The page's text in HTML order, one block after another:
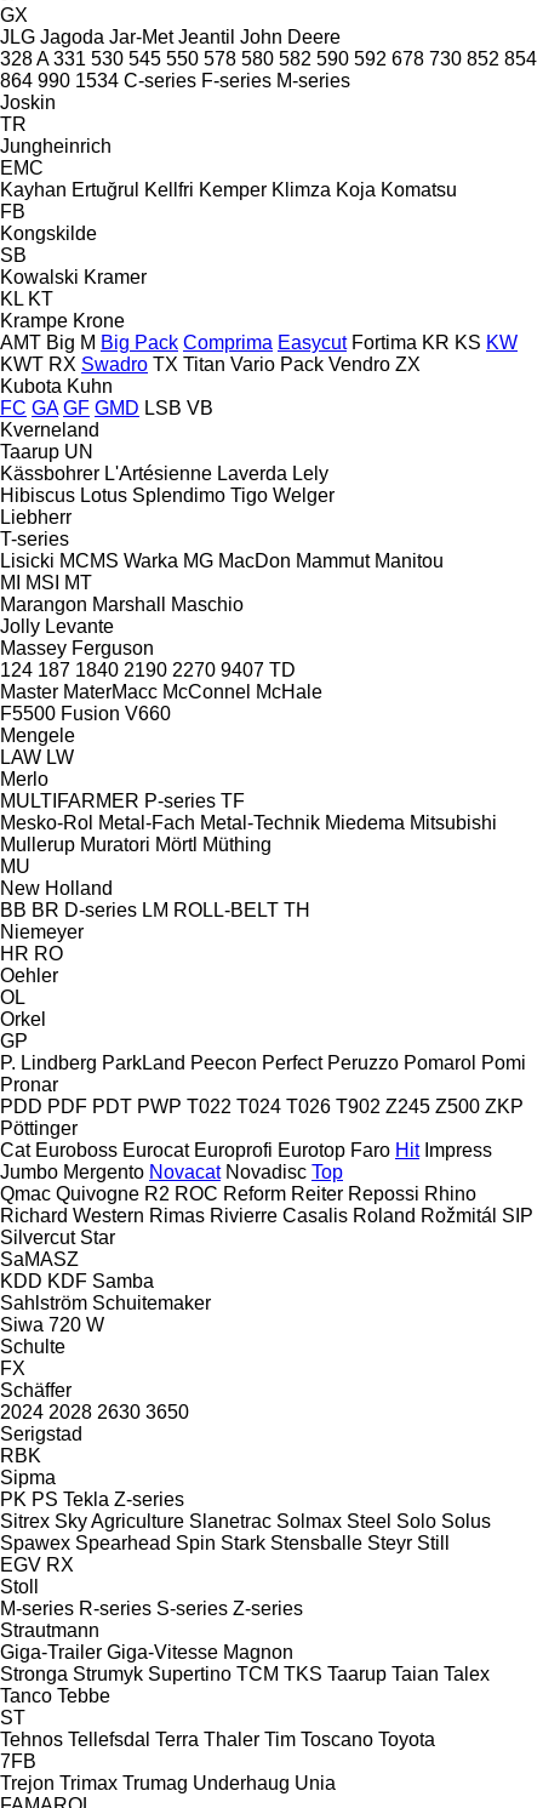
GX
JLG Jagoda Jar-Met Jeantil John Deere
328 A 331 530 545 550 578 580 582 590 592 678 730 852 854
864 990 1534 C-series F-series M-series
Joskin
TR
Jungheinrich
EMC
Kayhan Ertuğrul
Kellfri Kemper Klimza Koja Komatsu
FB
Kongskilde
SB
Kowalski Kramer
KL KT
Krampe Krone
AMT Big M Big Pack Comprima Easycut Fortima KR KS KW
KWT RX Swadro TX Titan Vario Pack Vendro ZX
Kubota Kuhn
FC GA GF GMD LSB VB
Kverneland
Taarup UN
Kässbohrer L'Artésienne Laverda Lely
Hibiscus Lotus Splendimo Tigo Welger
Liebherr
T-series
Lisicki MCMS Warka MG MacDon Mammut Manitou
MI
MSI
MT
Marangon Marshall
Maschio
Jolly Levante
Massey Ferguson
124 187 1840 2190 2270 9407 TD
Master MaterMacc McConnel McHale
F5500 Fusion V660
Mengele
LAW LW
Merlo
MULTIFARMER P-series TF
Mesko-Rol Metal-Fach Metal-Technik Miedema Mitsubishi
Mullerup Muratori Mörtl Müthing
MU
New Holland
BB BR D-series LM ROLL-BELT TH
Niemeyer
HR RO
Oehler
OL
Orkel
GP
P. Lindberg ParkLand Peecon Perfect Peruzzo Pomarol Pomi
Pronar
PDD PDF PDT PWP T022 T024 T026 T902 Z245 Z500 ZKP
Pöttinger
Cat Euroboss Eurocat Europrofi Eurotop Faro Hit Impress
Jumbo Mergento Novacat Novadisc Top
Qmac Quivogne R2 ROC Reform Reiter Repossi Rhino
Richard Western Rimas Rivierre Casalis Roland Rožmitál SIP
Silvercut Star
SaMASZ
KDD KDF Samba
Sahlström Schuitemaker
Siwa 720 W
Schulte
FX
Schäffer
2024 2028 2630 3650
Serigstad
RBK
Sipma
PK PS Tekla Z-series
Sitrex Sky Agriculture Slanetrac Solmax Steel Solo Solus
Spawex Spearhead Spin Stark Stensballe Steyr Still
EGV RX
Stoll
M-series R-series S-series Z-series
Strautmann
Giga-Trailer Giga-Vitesse Magnon
Stronga Strumyk Supertino TCM TKS Taarup Taian Talex
Tanco Tebbe
ST
Tehnos Tellefsdal Terra Thaler Tim Toscano Toyota
7FB
Trejon Trimax Trumag Underhaug Unia